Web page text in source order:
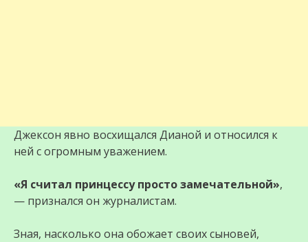
Джексон явно восхищался Дианой и относился к
ней с огромным уважением.
«Я считал принцессу просто замечательной»,
— признался он журналистам.
Зная, насколько она обожает своих сыновей,